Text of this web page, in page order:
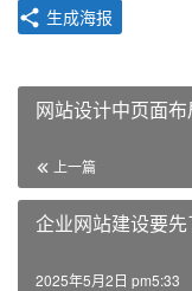
生成海报
网站设计中页面
上一篇
企业网站建设要
2025年5月2日 pm5:33